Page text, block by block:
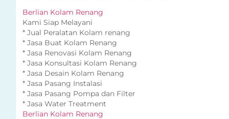
Berlian Kolam Renang
Kami Siap Melayani
* Jual Peralatan Kolam renang
* Jasa Buat Kolam Renang
* Jasa Renovasi Kolam Renang
* Jasa Konsultasi Kolam Renang
* Jasa Desain Kolam Renang
* Jasa Pasang Instalasi
* Jasa Pasang Pompa dan Filter
* Jasa Water Treatment
Berlian Kolam Renang